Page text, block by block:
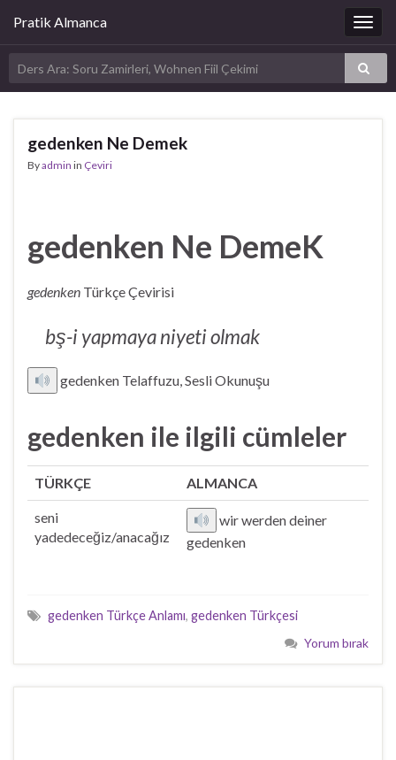
Pratik Almanca
gedenken Ne Demek
Byadmin in Çeviri
gedenken Ne DemeK
gedenken Türkçe Çevirisi
bş-i yapmaya niyeti olmak
gedenken Telaffuzu, Sesli Okunuşu
gedenken ile ilgili cümleler
TÜRKÇE ALMANCA
seni
yadedeceğiz/anacağız
wir werden deiner
gedenken
gedenken Türkçe Anlamı, gedenken Türkçesi
Yorum bırak